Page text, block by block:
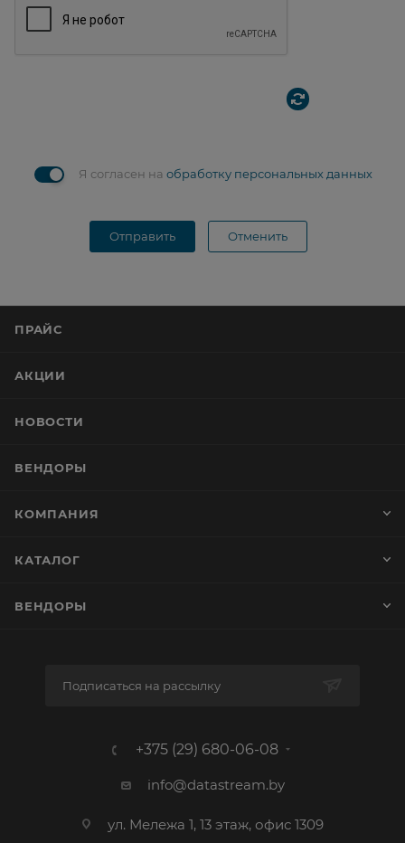
Я согласен на обработку персональных данных
Отправить Отменить
ПРАЙС
АКЦИИ
НОВОСТИ
ВЕНДОРЫ
КОМПАНИЯ
КАТАЛОГ
ВЕНДОРЫ
Подписаться на рассылку
+375 (29) 680-06-08
info@datastream.by
ул. Мележа 1, 13 этаж, офис 1309